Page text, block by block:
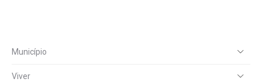
Município
Viver